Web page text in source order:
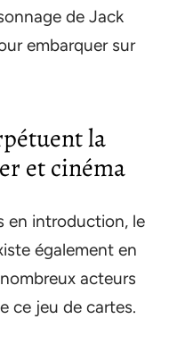
de Jack
embarquer sur
la
et cinéma
en introduction, le
également en
acteurs
ce jeu de cartes.